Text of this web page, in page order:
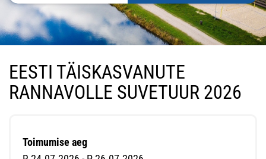
EESTI TÄISKASVANUTE
RANNAVOLLE SUVETUUR 2026
Toimumise aeg